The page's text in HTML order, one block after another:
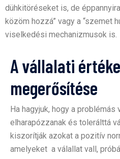
dühkitöréseket is, de
közöm hozzá” vagy a “szemet
viselkedési mechanizmusok is.
A vállalati
megerősítése
Ha hagyjuk, hogy a
elharapózzanak és tolerálttá
kiszorítják azokat a pozitív
amelyeket a válallat vall,